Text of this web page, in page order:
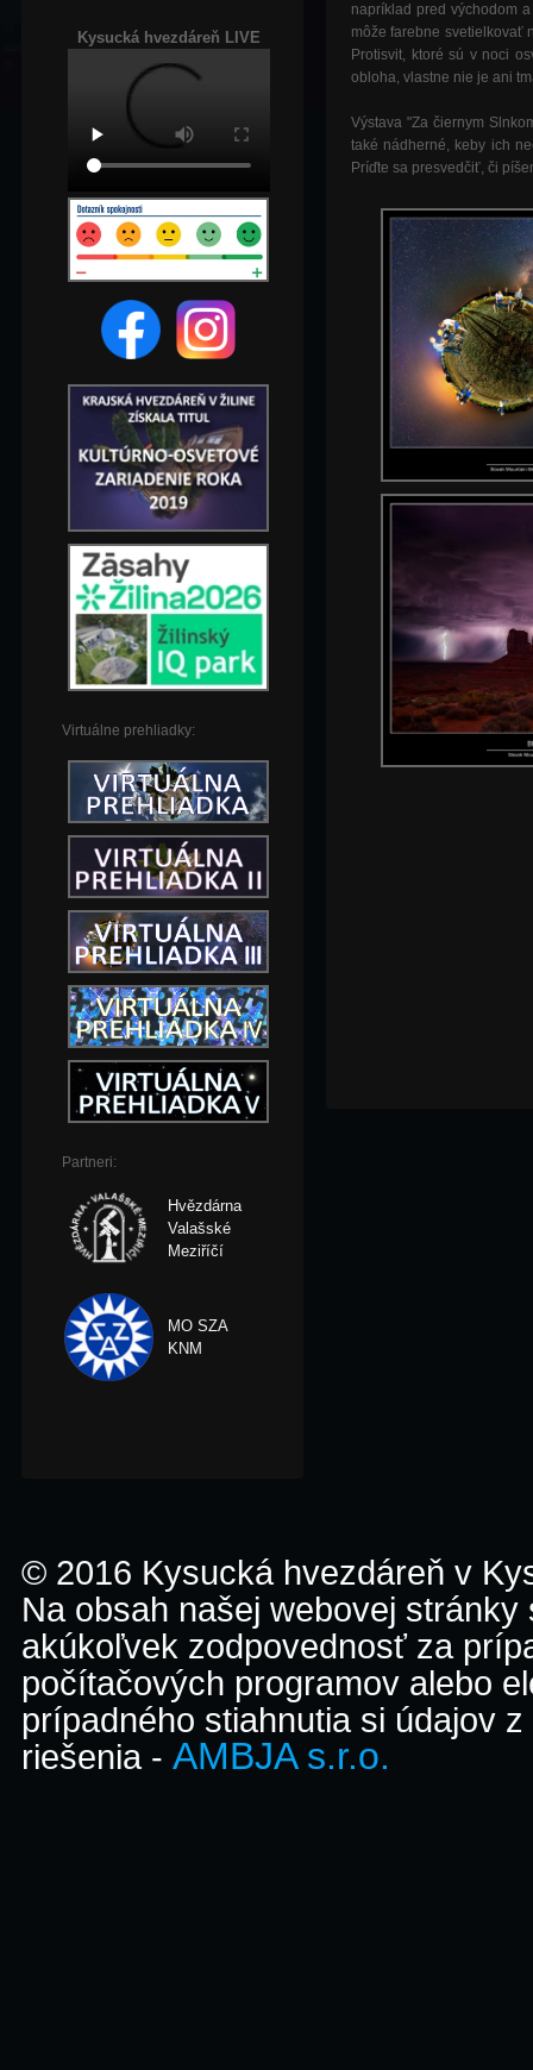
Kysucká hvezdáreň LIVE
Virtuálne prehliadky:
Partneri:
Hvězdárna
Valašské
Meziříčí
MO SZA
KNM
napríklad pred východom
môže farebne svetielkovať
Protisvit, ktoré sú v noci
obloha, vlastne nie je ani
Výstava "Za čiernym
také nádherné, keby ich
Príďte sa presvedčiť, či
© 2016 Kysucká hvezdáreň v
Na obsah našej webovej
akúkoľvek zodpovednosť za
počítačových programov alebo
prípadného stiahnutia si údajov
riešenia - AMBJA s.r.o.